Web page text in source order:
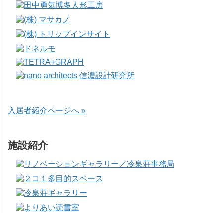
入居者紹介ページへ »
施設紹介